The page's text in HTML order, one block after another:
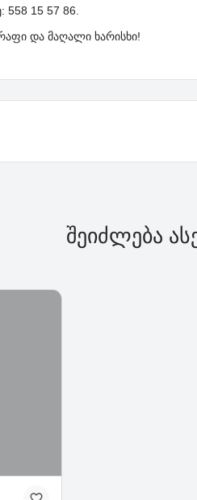
558 15 57 86.
და მაღალი ხარისხი!
შეიძლება